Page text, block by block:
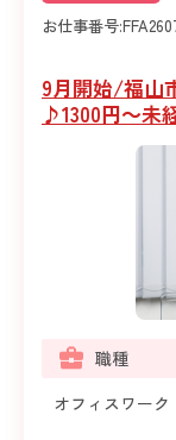
お仕事番号:
9月開始/福山
♪1300円～未
職種
オフィスワー